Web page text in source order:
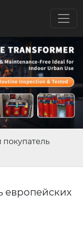
покупатель
европейских